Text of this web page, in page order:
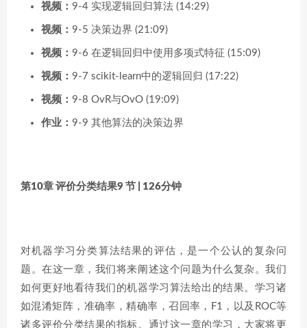
视频： 9-4 实现逻辑回归算法 (14:29)
视频： 9-5 决策边界 (21:09)
视频： 9-6 在逻辑回归中使用多项式特征 (15:09)
视频： 9-7 scikit-learn中的逻辑回归 (17:22)
视频： 9-8 OvR与OvO (19:09)
作业： 9-9 其他算法的决策边界
第10章 评价分类结果9 节 | 126分钟
对机器学习分类算法结果的评估，是一个公认的复杂问
题。在这一章，我们将来阐述这个问题为什么复杂。我们
如何更好地看待我们的机器学习算法给出的结果。学习诸
如混淆矩阵，准确率，精确率，召回率，F1，以及ROC等
诸多评价分类结果的指标。通过这一章的学习，大家将更